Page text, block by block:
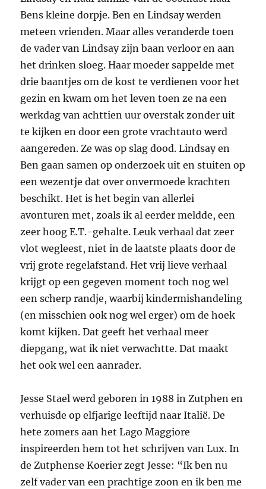
Bens kleine dorpje. Ben en Lindsay werden
meteen vrienden. Maar alles veranderde toen
de vader van Lindsay zijn baan verloor en aan
het drinken sloeg. Haar moeder sappelde met
drie baantjes om de kost te verdienen voor het
gezin en kwam om het leven toen ze na een
werkdag van achttien uur overstak zonder uit
te kijken en door een grote vrachtauto werd
aangereden. Ze was op slag dood. Lindsay en
Ben gaan samen op onderzoek uit en stuiten op
een wezentje dat over onvermoede krachten
beschikt. Het is het begin van allerlei
avonturen met, zoals ik al eerder meldde, een
zeer hoog E.T.-gehalte. Leuk verhaal dat zeer
vlot wegleest, niet in de laatste plaats door de
vrij grote regelafstand. Het vrij lieve verhaal
krijgt op een gegeven moment toch nog wel
een scherp randje, waarbij kindermishandeling
(en misschien ook nog wel erger) om de hoek
komt kijken. Dat geeft het verhaal meer
diepgang, wat ik niet verwachtte. Dat maakt
het ook wel een aanrader.
Jesse Stael werd geboren in 1988 in Zutphen en
verhuisde op elfjarige leeftijd naar Italië. De
hete zomers aan het Lago Maggiore
inspireerden hem tot het schrijven van Lux. In
de Zutphense Koerier zegt Jesse: “Ik ben nu
zelf vader van een prachtige zoon en ik ben me